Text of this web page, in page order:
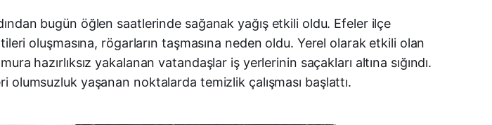
X (Twitter)
WhatsApp
Telegram
bugün öğlen saatlerinde sağanak yağış etkili oldu. Efeler ilçe
oluşmasına, rögarların taşmasına neden oldu. Yerel olarak etkili olan
hazırlıksız yakalanan vatandaşlar iş yerlerinin saçakları altına sığındı.
olumsuzluk yaşanan noktalarda temizlik çalışması başlattı.